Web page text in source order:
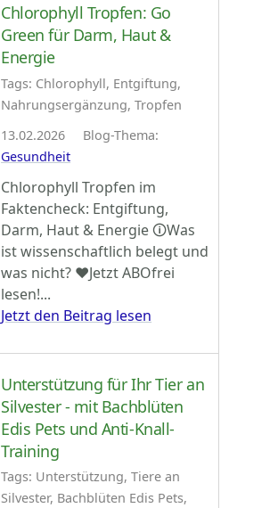
Chlorophyll Tropfen: Go
Green für Darm, Haut &
Energie
Tags: Chlorophyll, Entgiftung,
Nahrungsergänzung, Tropfen
13.02.2026 Blog-Thema:
Gesundheit
Chlorophyll Tropfen im
Faktencheck: Entgiftung,
Darm, Haut & Energie 🛈Was
ist wissenschaftlich belegt und
was nicht? ♥Jetzt ABOfrei
lesen!...
Jetzt den Beitrag lesen
Unterstützung für Ihr Tier an
Silvester - mit Bachblüten
Edis Pets und Anti-Knall-
Training
Tags: Unterstützung, Tiere an
Silvester, Bachblüten Edis Pets,